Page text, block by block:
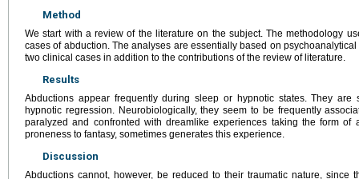
Method
We start with a review of the literature on the subject. The methodology
cases of abduction. The analyses are essentially based on
two clinical cases in addition to the contributions of the review of literature.
Results
Abductions appear frequently during sleep or hypnotic states. They are
hypnotic regression. Neurobiologically, they seem to be frequently
paralyzed and confronted with dreamlike experiences taking the form of
proneness to fantasy, sometimes generates this experience.
Discussion
Abductions cannot, however, be reduced to their traumatic nature, since